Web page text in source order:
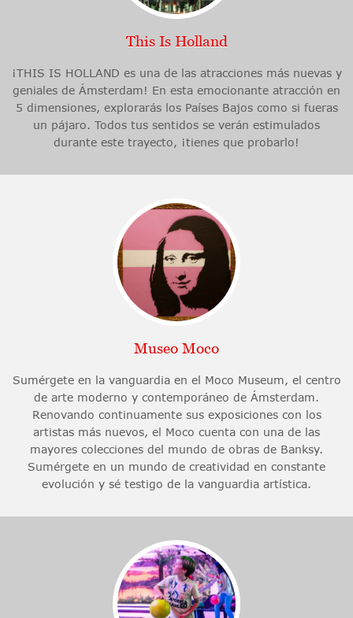
This Is Holland
¡THIS IS HOLLAND es una de las atracciones más nuevas y
geniales de Ámsterdam! En esta emocionante atracción en
5 dimensiones, explorarás los Países Bajos como si fueras
un pájaro. Todos tus sentidos se verán estimulados
durante este trayecto, ¡tienes que probarlo!
Museo Moco
Sumérgete en la vanguardia en el Moco Museum, el centro
de arte moderno y contemporáneo de Ámsterdam.
Renovando continuamente sus exposiciones con los
artistas más nuevos, el Moco cuenta con una de las
mayores colecciones del mundo de obras de Banksy.
Sumérgete en un mundo de creatividad en constante
evolución y sé testigo de la vanguardia artística.